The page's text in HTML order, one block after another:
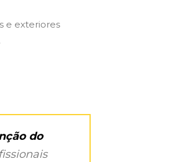
e exteriores
do